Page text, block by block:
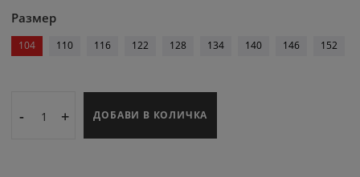
Размер
104 110 116 122 128 134 140 146 152
- + ДОБАВИ В КОЛИЧКА